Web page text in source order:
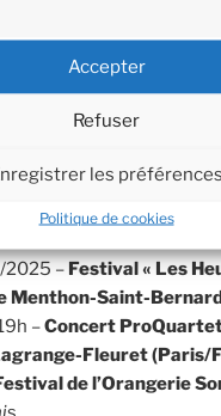
Accepter
Refuser
les préférences
Politique de cookies
de
auChengdu City
Grand Théâtre de Tianjin
Shanghai Oriental Art
2025 –Festival des
2025 – Festival « Les
Menthon-Saint-
–Concert
Fleuret (Paris/
de l’Orangerie